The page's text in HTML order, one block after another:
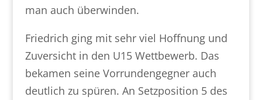
man auch überwinden.
Friedrich ging mit sehr viel Hoffnung und
Zuversicht in den U15 Wettbewerb. Das
bekamen seine Vorrundengegner auch
deutlich zu spüren. An Setzposition 5 des